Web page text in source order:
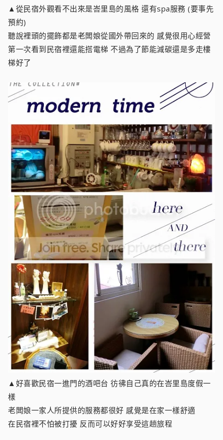
▲從民宿外觀看不出來是峇里島的風格 還有spa服務 (要事先
預約)
聽說裡頭的擺飾都是老闆娘從國外帶回來的 感覺很用心經營
第一次看到民宿裡還能搭電梯 不過為了節能減碳還是多走樓
梯好了
▲好喜歡民宿一進門的酒吧台 彷彿自己真的在峇里島度假一
樣
老闆娘一家人所提供的服務都很好 感覺是在家一樣舒適
在民宿裡不怕被打擾 反而可以好好享受這趟旅程